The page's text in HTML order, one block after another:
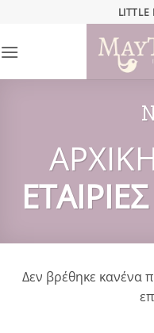
περιεχόμενο
LITTLE
ΕΤΑΙΡΊΕΣ
Δεν βρέθηκε κανένα